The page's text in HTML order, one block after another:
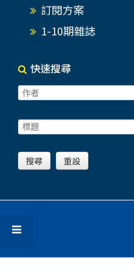
訂閱方案
1-10期雜誌
快速搜尋